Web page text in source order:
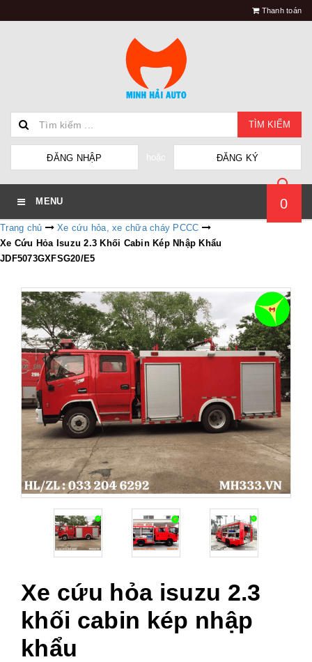
Thanh toán
TÌM KIẾM
ĐĂNG NHẬP hoặc ĐĂNG KÝ
MENU 0
Trang chủ
Xe cứu hỏa, xe chữa cháy PCCC
Xe Cứu Hỏa Isuzu 2.3 Khối Cabin Kép Nhập Khẩu
JDF5073GXFSG20/E5
Xe cứu hỏa isuzu 2.3
khối cabin kép nhập
khẩu